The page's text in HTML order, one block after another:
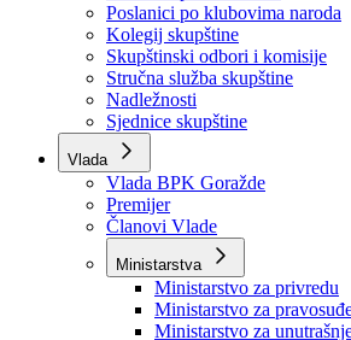
Skupština BPK Goražde
Rukovodstvo
Poslanici po strankama
Poslanici po klubovima naroda
Kolegij skupštine
Skupštinski odbori i komisije
Stručna služba skupštine
Nadležnosti
Sjednice skupštine
Vlada
Vlada BPK Goražde
Premijer
Članovi Vlade
Ministarstva